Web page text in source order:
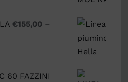
€155,00 –
60 FAZZINI